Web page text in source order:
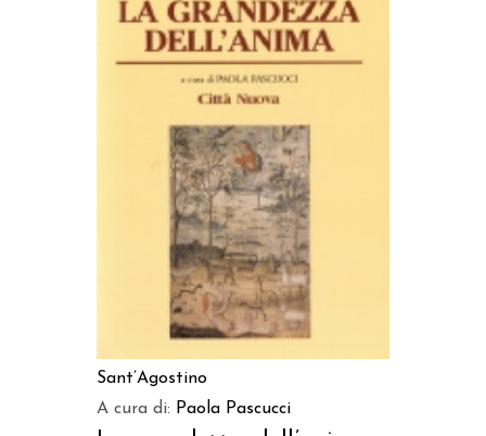
LEGGI TUTTO
Sant’Agostino
A cura di: Paola Pascucci